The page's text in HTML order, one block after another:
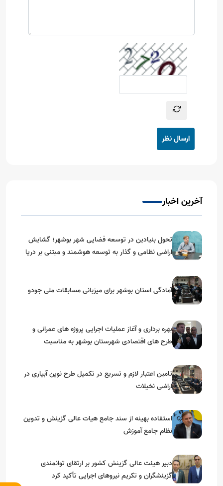
ارسال نظر
آخرین اخبار
تحول بنیادین در توسعه فضایی شهر بوشهر؛ گشایش
اراضی نظامی و گذار به توسعه هوشمند و مبتنی بر دریا
آمادگی استان بوشهر برای میزبانی مسابقات ملی جودو
بهره برداری و آغاز عملیات اجرایی پروژه های عمرانی و
طرح های اقتصادی شهرستان بوشهر به مناسبت
تامین اعتبار لازم و تسریع در تکمیل طرح نوین آبیاری در
اراضی نخیلات
استفاده بهینه از سند جامع هیات عالی گزینش و‌ تدوین
نظام جامع آموزش
دبیر هیئت عالی گزینش کشور بر ارتقای توانمندی
گزینشگران و تکریم نیروهای اجرایی تأکید کرد